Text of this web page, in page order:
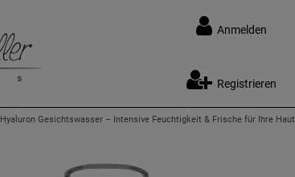
Anmelden
Registrieren
Hyaluron Gesichtswasser – Intensive Feuchtigkeit & Frische für Ihre Haut